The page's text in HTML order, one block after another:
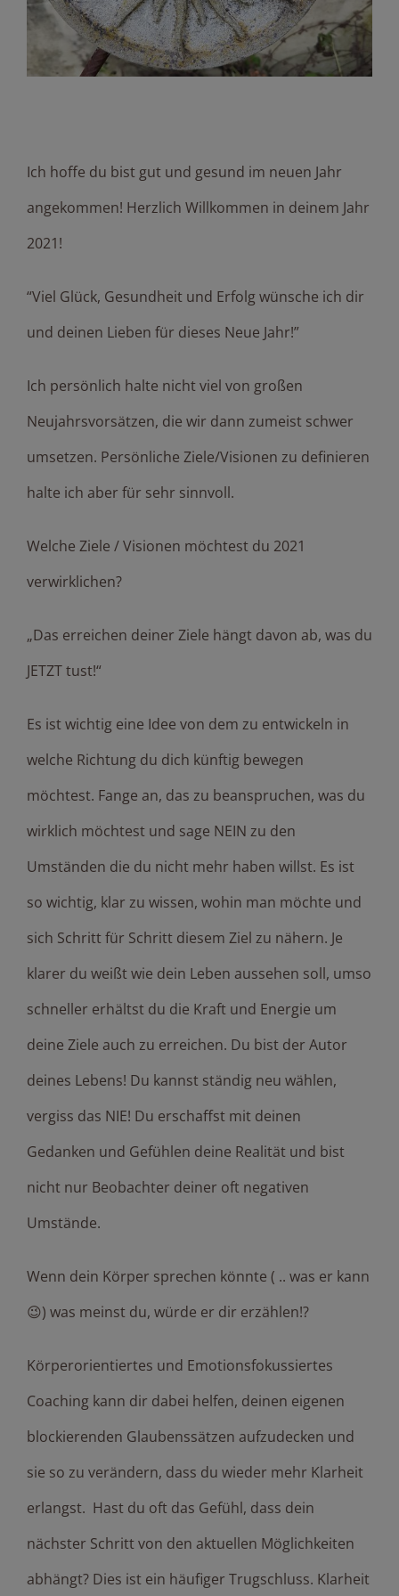
Ich hoffe du bist gut und gesund im neuen Jahr
angekommen! Herzlich Willkommen in deinem Jahr
2021!
“Viel Glück, Gesundheit und Erfolg wünsche ich dir
und deinen Lieben für dieses Neue Jahr!”
Ich persönlich halte nicht viel von großen
Neujahrsvorsätzen, die wir dann zumeist schwer
umsetzen. Persönliche Ziele/Visionen zu definieren
halte ich aber für sehr sinnvoll.
Welche Ziele / Visionen möchtest du 2021
verwirklichen?
„Das erreichen deiner Ziele hängt davon ab, was du
JETZT tust!“
Es ist wichtig eine Idee von dem zu entwickeln in
welche Richtung du dich künftig bewegen
möchtest. Fange an, das zu beanspruchen, was du
wirklich möchtest und sage NEIN zu den
Umständen die du nicht mehr haben willst. Es ist
so wichtig, klar zu wissen, wohin man möchte und
sich Schritt für Schritt diesem Ziel zu nähern. Je
klarer du weißt wie dein Leben aussehen soll, umso
schneller erhältst du die Kraft und Energie um
deine Ziele auch zu erreichen. Du bist der Autor
deines Lebens! Du kannst ständig neu wählen,
vergiss das NIE! Du erschaffst mit deinen
Gedanken und Gefühlen deine Realität und bist
nicht nur Beobachter deiner oft negativen
Umstände.
Wenn dein Körper sprechen könnte ( .. was er kann
😉) was meinst du, würde er dir erzählen!?
Körperorientiertes und Emotionsfokussiertes
Coaching kann dir dabei helfen, deinen eigenen
blockierenden Glaubenssätzen aufzudecken und
sie so zu verändern, dass du wieder mehr Klarheit
erlangst. Hast du oft das Gefühl, dass dein
nächster Schritt von den aktuellen Möglichkeiten
abhängt? Dies ist ein häufiger Trugschluss. Klarheit